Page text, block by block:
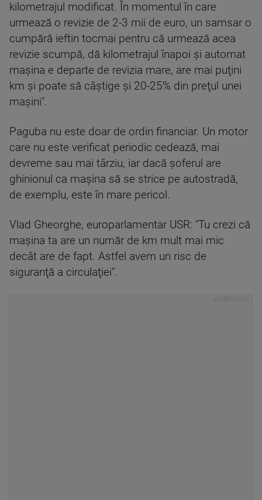
kilometrajul modificat. În momentul în care
urmează o revizie de 2-3 mii de euro, un samsar o
cumpără ieftin tocmai pentru că urmează acea
revizie scumpă, dă kilometrajul înapoi şi automat
maşina e departe de revizia mare, are mai puţini
km şi poate să câştige şi 20-25% din preţul unei
maşini".
Paguba nu este doar de ordin financiar. Un motor
care nu este verificat periodic cedează, mai
devreme sau mai târziu, iar dacă şoferul are
ghinionul ca maşina să se strice pe autostradă,
de exemplu, este în mare pericol.
Vlad Gheorghe, europarlamentar USR: "Tu crezi că
maşina ta are un număr de km mult mai mic
decât are de fapt. Astfel avem un risc de
siguranţă a circulaţiei".